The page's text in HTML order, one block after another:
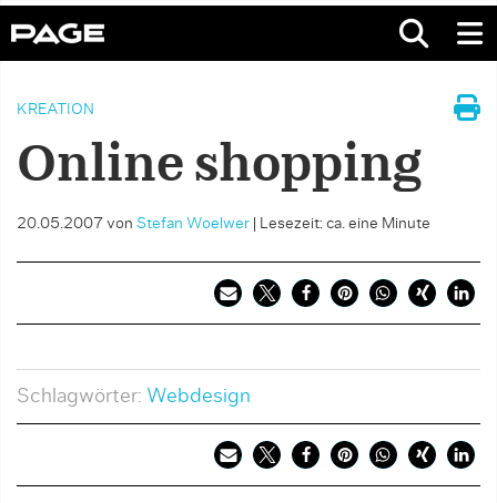
KREATION
Online shopping
20.05.2007 von Stefan Woelwer Lesezeit: ca. eine Minute
Schlagwörter: Webdesign